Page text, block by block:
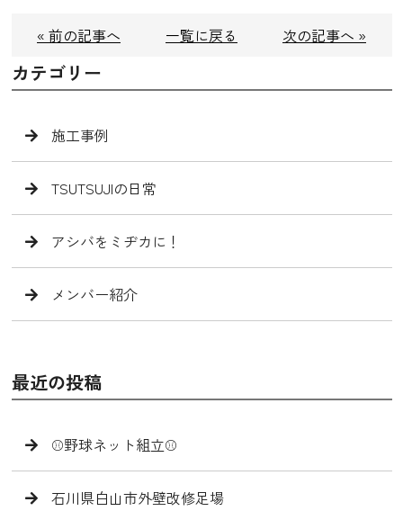
« 前の記事へ 一覧に戻る 次の記事へ »
カテゴリー
施工事例
TSUTSUJIの日常
アシバをミヂカに！
メンバー紹介
最近の投稿
⚾️野球ネット組立⚾️
石川県白山市外壁改修足場